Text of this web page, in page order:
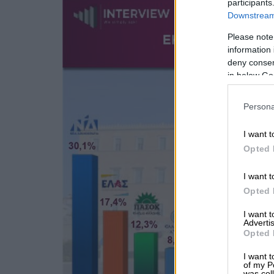
Please
information
deny
in below
I want
Opted
I want
Opted
I want
Opted
I want
of my